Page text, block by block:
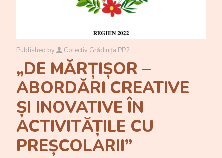
Published by Colectiv Grădinița PP2
„DE MĂRȚIȘOR –
ABORDĂRI CREATIVE
ȘI INOVATIVE ÎN
ACTIVITĂȚILE CU
PREȘCOLARII”